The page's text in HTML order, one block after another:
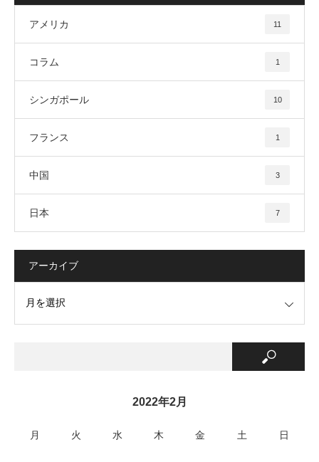
アメリカ 11
コラム 1
シンガポール 10
フランス 1
中国 3
日本 7
アーカイブ
2022年2月
月 火 水 木 金 土 日